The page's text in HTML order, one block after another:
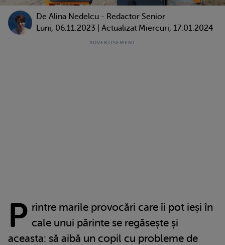
De Alina Nedelcu - Redactor Senior
Luni, 06.11.2023 | Actualizat Miercuri, 17.01.2024
P rintre marile provocări care îi pot ieși în
cale unui părinte se regăsește și
aceasta: să aibă un copil cu probleme de